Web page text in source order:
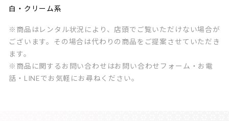
白・クリーム系
※商品はレンタル状況により、店頭でご覧いただけない場合が
ございます。その場合は代わりの商品をご提案させていただき
ます。
※商品に関するお問い合わせはお問い合わせフォーム・お電
話・LINEでお気軽にお尋ねください。